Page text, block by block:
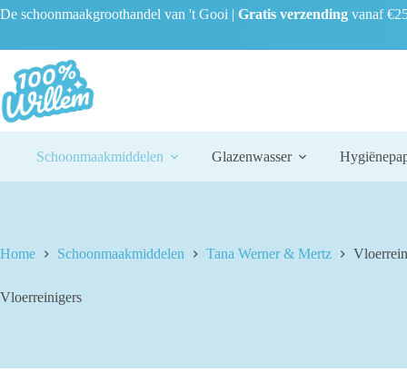
Ga
naar
De schoonmaakgroothandel van 't Gooi | Gratis verzending vanaf
Schoonmaakmiddelen Glazenwasser
Home Schoonmaakmiddelen Tana Werner & Mertz
Vloerreinigers